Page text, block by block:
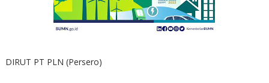
DIRUT PT PLN (Persero)